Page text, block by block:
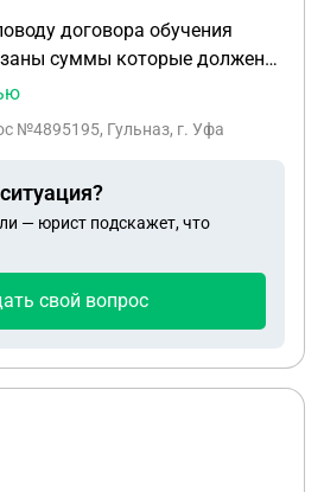
договора обучения
суммы которые должен
в случае отказа после
силу? И если расторгнуть
нужно мне будет
обучения я устроюсь на
не отработав срок
№4895195, Гульназ, г. Уфа
— юрист подскажет, что
свой вопрос